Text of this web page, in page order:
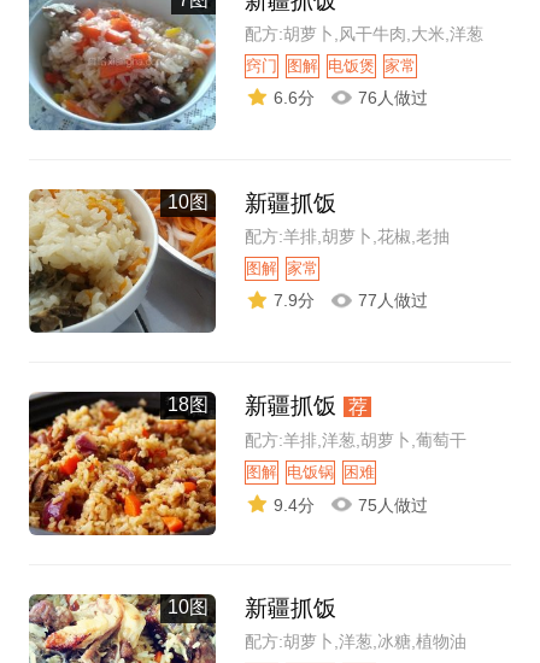
配方:胡萝卜,风干牛肉,大米,洋葱
窍门 图解 电饭煲 家常
6.6分 76人做过
10图 新疆抓饭
配方:羊排,胡萝卜,花椒,老抽
图解 家常
7.9分 77人做过
18图 新疆抓饭 荐
配方:羊排,洋葱,胡萝卜,葡萄干
图解 电饭锅 困难
9.4分 75人做过
10图 新疆抓饭
配方:胡萝卜,洋葱,冰糖,植物油